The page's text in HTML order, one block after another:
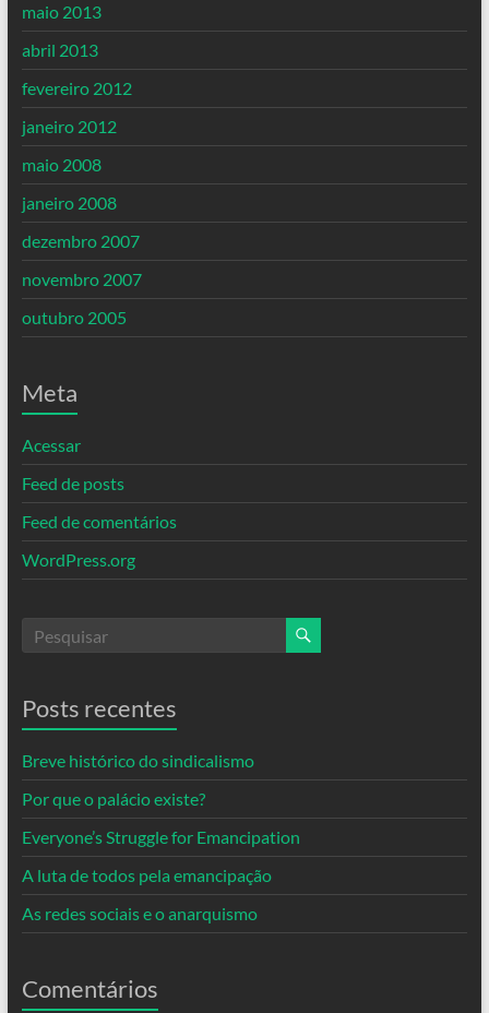
maio 2013
abril 2013
fevereiro 2012
janeiro 2012
maio 2008
janeiro 2008
dezembro 2007
novembro 2007
outubro 2005
Meta
Acessar
Feed de posts
Feed de comentários
WordPress.org
Posts recentes
Breve histórico do sindicalismo
Por que o palácio existe?
Everyone’s Struggle for Emancipation
A luta de todos pela emancipação
As redes sociais e o anarquismo
Comentários